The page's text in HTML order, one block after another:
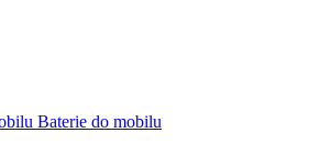
Baterie do mobilu